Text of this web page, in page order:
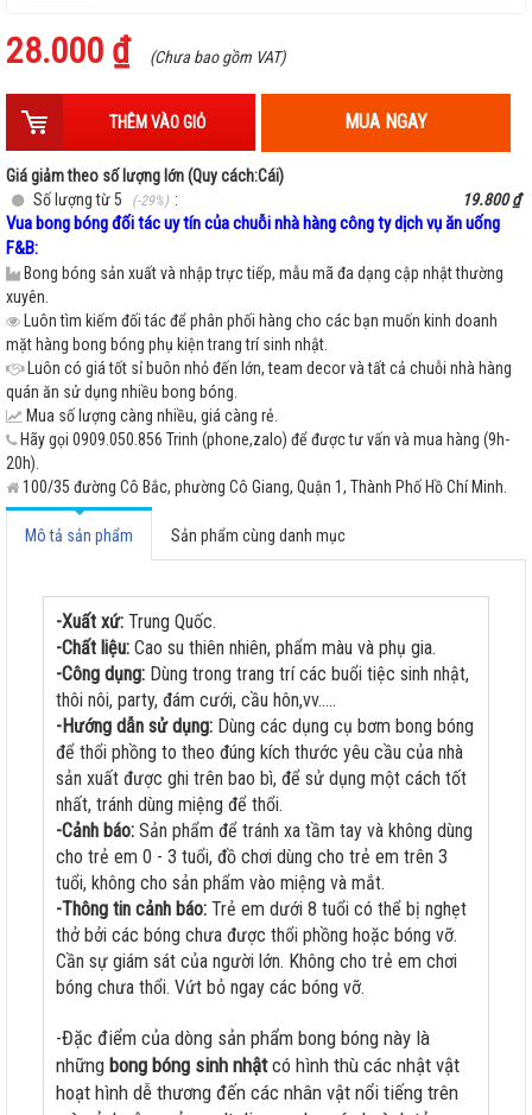
Hươu cao cổ
Hết hàng
28.000 ₫ (Chưa bao gồm VAT)
THÊM VÀO GIỎ MUA NGAY
Giá giảm theo số lượng lớn (Quy cách:Cái)
Số lượng từ 5
(-29%) : 19.800 ₫
Vua bong bóng đối tác uy tín của chuỗi nhà hàng công ty dịch vụ ăn uống
F&B:
Bong bóng sản xuất và nhập trực tiếp, mẫu mã đa dạng cập nhật thường
xuyên.
Luôn tìm kiếm đối tác để phân phối hàng cho các bạn muốn kinh doanh
mặt hàng bong bóng phụ kiện trang trí sinh nhật.
Luôn có giá tốt sỉ buôn nhỏ đến lớn, team decor và tất cả chuỗi nhà hàng
quán ăn sử dụng nhiều bong bóng.
Mua số lượng càng nhiều, giá càng rẻ.
Hãy gọi 0909.050.856 Trinh (phone,zalo) để được tư vấn và mua hàng (9h-
20h).
100/35 đường Cô Bắc, phường Cô Giang, Quận 1, Thành Phố Hồ Chí Minh.
Mô tả sản phẩm Sản phẩm cùng danh mục
-Xuất xứ: Trung Quốc.
-Chất liệu: Cao su thiên nhiên, phẩm màu và phụ gia.
-Công dụng: Dùng trong trang trí các buổi tiệc sinh nhật,
thôi nôi, party, đám cưới, cầu hôn,vv.....
-Hướng dẫn sử dụng: Dùng các dụng cụ bơm bong bóng
để thổi phồng to theo đúng kích thước yêu cầu của nhà
sản xuất được ghi trên bao bì, để sử dụng một cách tốt
nhất, tránh dùng miệng để thổi.
-Cảnh báo: Sản phẩm để tránh xa tầm tay và không dùng
cho trẻ em 0 - 3 tuổi, đồ chơi dùng cho trẻ em trên 3
tuổi, không cho sản phẩm vào miệng và mắt.
-Thông tin cảnh báo: Trẻ em dưới 8 tuổi có thể bị nghẹt
thở bởi các bóng chưa được thổi phồng hoặc bóng vỡ.
Cần sự giám sát của người lớn. Không cho trẻ em chơi
bóng chưa thổi. Vứt bỏ ngay các bóng vỡ.
-Đặc điểm của dòng sản phẩm bong bóng này là
những bong bóng sinh nhậtcó hình thù các nhật vật
hoạt hình dễ thương đến các nhân vật nổi tiếng trên